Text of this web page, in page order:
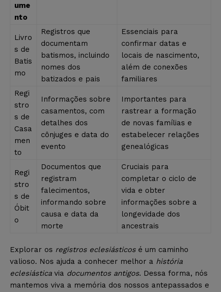
ume
nto
Livro
s de
Batis
mo
Registros que
documentam
batismos, incluindo
nomes dos
batizados e pais
Essenciais para
confirmar datas e
locais de nascimento,
além de conexões
familiares
Regi
stro
s de
Casa
men
to
Informações sobre
casamentos, com
detalhes dos
cônjuges e data do
evento
Importantes para
rastrear a formação
de novas famílias e
estabelecer relações
genealógicas
Regi
stro
s de
Óbit
o
Documentos que
registram
falecimentos,
informando sobre
causa e data da
morte
Cruciais para
completar o ciclo de
vida e obter
informações sobre a
longevidade dos
ancestrais
Explorar os registros eclesiásticosé um caminho
valioso. Nos ajuda a conhecer melhor a história
eclesiásticavia documentos antigos. Dessa forma, nós
mantemos viva a memória dos nossos antepassados e